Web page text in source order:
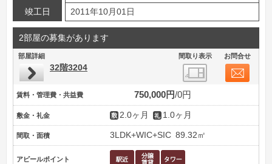
竣工日 2011年10月01日
2部屋の募集があります
部屋詳細 間取り表示 お問合せ
32階3204
賃料・管理費・共益費 750,000円 0円
敷金・礼金 2.0ヶ月 1.0ヶ月
間取・面積 3LDK+WIC+SIC 89.32㎡
アピールポイント